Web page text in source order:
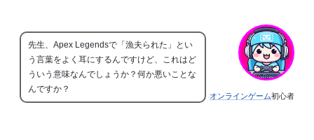
オンラインゲーム初心者
先生、Apex Legendsで「漁夫られた」とい
う言葉をよく耳にするんですけど、これはど
ういう意味なんでしょうか？何か悪いことな
んですか？